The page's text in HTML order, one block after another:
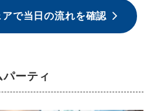
で当日の流れを確認
ーティ